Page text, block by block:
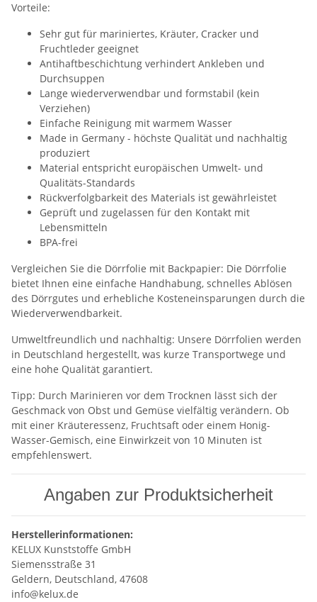
Vorteile:
Sehr gut für mariniertes, Kräuter, Cracker und
Fruchtleder geeignet
Antihaftbeschichtung verhindert Ankleben und
Durchsuppen
Lange wiederverwendbar und formstabil (kein
Verziehen)
Einfache Reinigung mit warmem Wasser
Made in Germany - höchste Qualität und nachhaltig
produziert
Material entspricht europäischen Umwelt- und
Qualitäts-Standards
Rückverfolgbarkeit des Materials ist gewährleistet
Geprüft und zugelassen für den Kontakt mit
Lebensmitteln
BPA-frei
Vergleichen Sie die Dörrfolie mit Backpapier: Die Dörrfolie
bietet Ihnen eine einfache Handhabung, schnelles Ablösen
des Dörrgutes und erhebliche Kosteneinsparungen durch die
Wiederverwendbarkeit.
Umweltfreundlich und nachhaltig: Unsere Dörrfolien werden
in Deutschland hergestellt, was kurze Transportwege und
eine hohe Qualität garantiert.
Tipp: Durch Marinieren vor dem Trocknen lässt sich der
Geschmack von Obst und Gemüse vielfältig verändern. Ob
mit einer Kräuteressenz, Fruchtsaft oder einem Honig-
Wasser-Gemisch, eine Einwirkzeit von 10 Minuten ist
empfehlenswert.
Angaben zur Produktsicherheit
Herstellerinformationen:
KELUX Kunststoffe GmbH
Siemensstraße 31
Geldern, Deutschland, 47608
info@kelux.de